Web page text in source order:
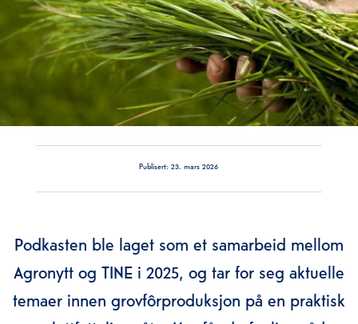
Publisert:23. mars 2026
Podkasten ble laget som et samarbeid mellom
Agronytt og TINE i 2025, og tar for seg aktuelle
temaer innen grovfôrproduksjon på en praktisk